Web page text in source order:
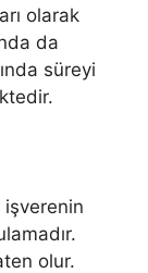
olarak
da
süreyi
işverenin
olur.